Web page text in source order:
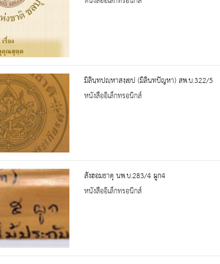
มิลินฺทปญฺหาสงฺเขป (มิลินทปัญหา) สพ.บ.322/5
หนังสืออิเล็กทรอนิกส์
สังฮอมธาตุ นพ.บ.283/4 ผูก4
หนังสืออิเล็กทรอนิกส์